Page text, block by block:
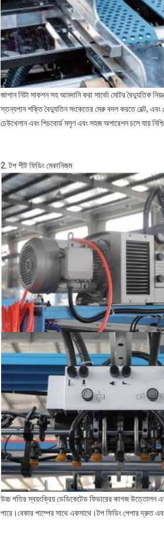
জাপান নিটা সাকশন সহ আমদানি করা সার্ভো মোটর বৈদ্যুতিক
স্তন্যপান শক্তি বৈদ্যুতিন সংকেতের মেরু বদল করতে বেল্ট, এবং
ঢেউখেলান এবং পিচবোর্ড মসৃণ এবং সহজ অপারেশন চলে যায়
2. টপ শীট ফিডিং মেকানিজম
উচ্চ গতির স্বয়ংক্রিয় ডেডিকেটেড ফিডারের কাগজ উত্তোলন
পারে।বেকার পাম্পের সাথে একসাথে।টপ ফিডিং পেপার দ্রুত